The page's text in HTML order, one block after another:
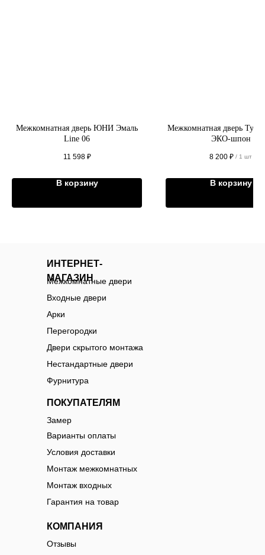
Межкомнатная дверь ЮНИ Эмаль
Line 06
11 598 ₽
В корзину
Межкомнатная дверь
ЭКО-шпон
8 200 ₽ / 1 шт
В корзину
ИНТЕРНЕТ-
МАГАЗИН
Межкомнатные двери
Входные двери
Арки
Перегородки
Двери скрытого монтажа
Нестандартные двери
Фурнитура
ПОКУПАТЕЛЯМ
Замер
Варианты оплаты
Условия доставки
Монтаж межкомнатных
Монтаж входных
Гарантия на товар
КОМПАНИЯ
Отзывы